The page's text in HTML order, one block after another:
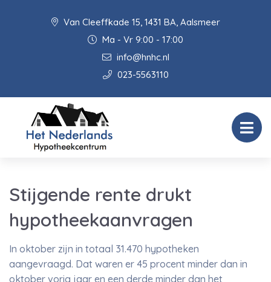
Van Cleeffkade 15, 1431 BA, Aalsmeer
Ma - Vr 9:00 - 17:00
info@hnhc.nl
023-5563110
Stijgende rente drukt
hypotheekaanvragen
In oktober zijn in totaal 31.470 hypotheken
aangevraagd. Dat waren er 45 procent minder dan in
oktober vorig jaar en een derde minder dan het